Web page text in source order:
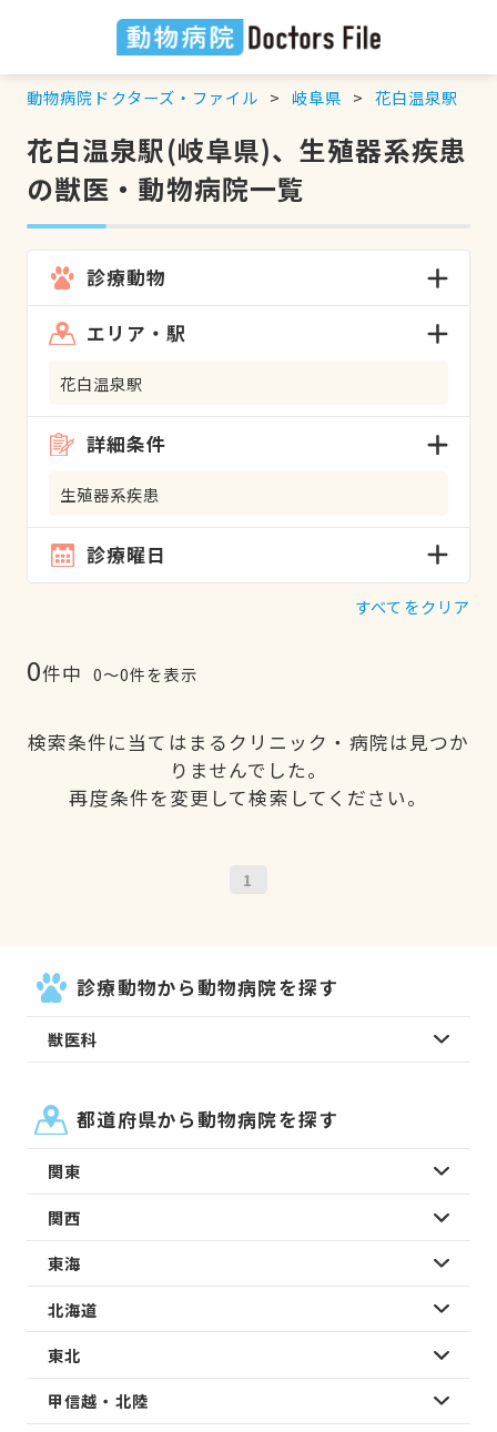
動物病院ドクターズ・ファイル 岐阜県 花白温泉駅
花白温泉駅(岐阜県)、生殖器系疾患
の獣医・動物病院一覧
診療動物
エリア・駅
花白温泉駅
詳細条件
生殖器系疾患
診療曜日
すべてをクリア
0件中 0〜0件を表示
検索条件に当てはまるクリニック・病院は見つか
りませんでした。
再度条件を変更して検索してください。
1
診療動物から動物病院を探す
獣医科
都道府県から動物病院を探す
関東
関西
東海
北海道
東北
甲信越・北陸